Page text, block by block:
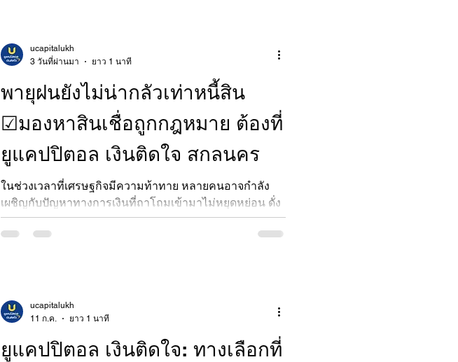
พายุฝนยังไม่น่ากลัวเท่าหนี้สิน
☑มองหาสินเชื่อถูกกฎหมาย ต้องที่
ยูแคปปิตอล เงินติดใจ สกลนคร
ในช่วงเวลาที่เศรษฐกิจมีความท้าทาย หลายคนอาจกำลัง
เผชิญกับปัญหาทางการเงินที่ถาโถมเข้ามาไม่หยุดหย่อน ดั่ง
ประโยคที่ว่า "พายุฝน ยังไม่น่ากลัวเท่า พายุหนี้สิน"
ความเครียดจากภาระค่าใช้จ่ายและการหมุนเงินไม่ทันอาจ
การกู้หนี้นอกระบบ
ucapitalukh
3 วันที่ผ่านมา
ยาว 1 นาที
ยูแคปปิตอล เงินติดใจ: ทางเลือกที่
ucapitalukh
11 ก.ค.
ยาว 1 นาที